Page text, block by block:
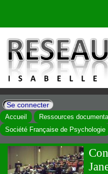
Se connecter
Accueil
Ressources
Société Française de Psychologie